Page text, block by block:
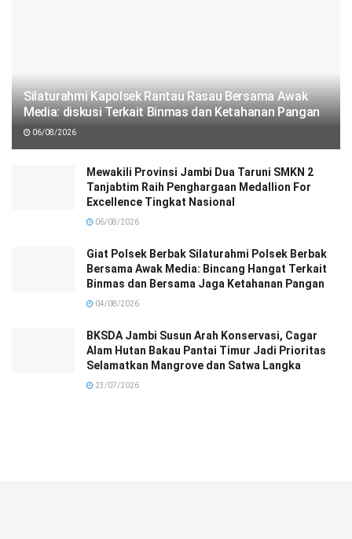
Silaturahmi Kapolsek Rantau Rasau Bersama Awak
Media: diskusi Terkait Binmas dan Ketahanan Pangan
06/08/2026
Mewakili Provinsi Jambi Dua Taruni SMKN 2
Tanjabtim Raih Penghargaan Medallion For
Excellence Tingkat Nasional
06/08/2026
Giat Polsek Berbak Silaturahmi Polsek Berbak
Bersama Awak Media: Bincang Hangat Terkait
Binmas dan Bersama Jaga Ketahanan Pangan
04/08/2026
BKSDA Jambi Susun Arah Konservasi, Cagar
Alam Hutan Bakau Pantai Timur Jadi Prioritas
Selamatkan Mangrove dan Satwa Langka
23/07/2026